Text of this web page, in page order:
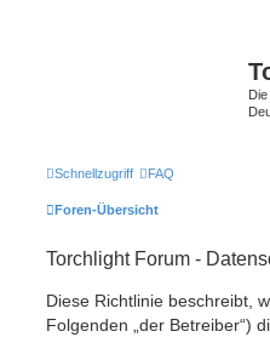
Schnellzugriff FAQ
Foren-Übersicht
Torchlight Forum -
Diese Richtlinie beschreibt,
Folgenden „der Betreiber“)